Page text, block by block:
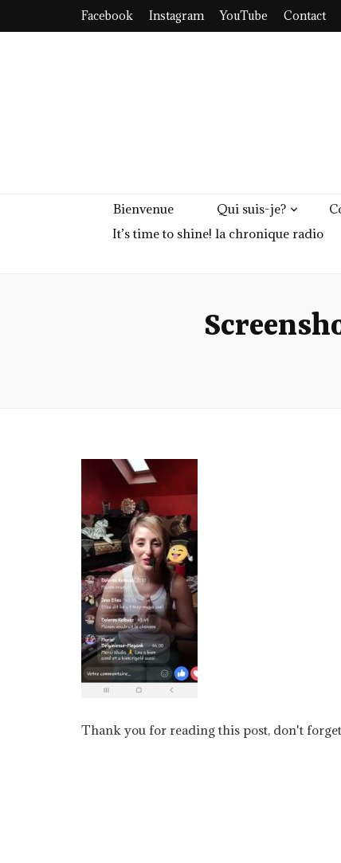
Facebook Instagram YouTube Contact
Bienvenue Qui suis-je?
It’s time to shine! la chronique radio
Thank you for reading this post, don't